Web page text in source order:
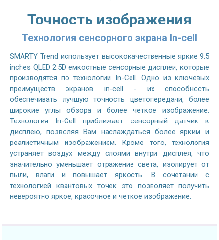
Точность изображения
Технология сенсорного экрана In-cell
SMARTY Trend использует высококачественные яркие 9.5
inches QLED 2.5D емкостные сенсорные дисплеи, которые
производятся по технологии In-Cell. Одно из ключевых
преимуществ экранов in-cell - их способность
обеспечивать лучшую точность цветопередачи, более
широкие углы обзора и более четкое изображение.
Технология In-Cell приближает сенсорный датчик к
дисплею, позволяя Вам наслаждаться более ярким и
реалистичным изображением. Кроме того, технология
устраняет воздух между слоями внутри дисплея, что
значительно уменьшает отражение света, изолирует от
пыли, влаги и повышает яркость. В сочетании с
технологией квантовых точек это позволяет получить
невероятно яркое, красочное и четкое изображение.